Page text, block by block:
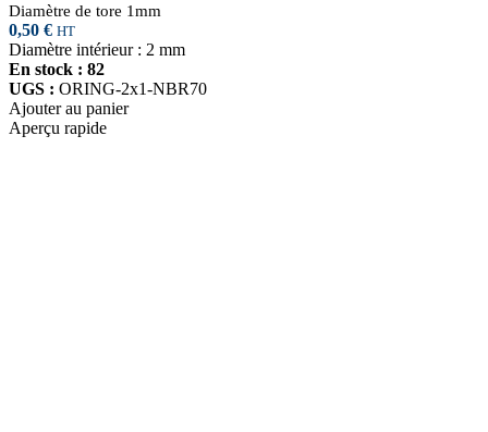
Diamètre de tore 1mm
0,50 € HT
Diamètre intérieur : 2 mm
En stock : 82
UGS : ORING-2x1-NBR70
Ajouter au panier
Aperçu rapide